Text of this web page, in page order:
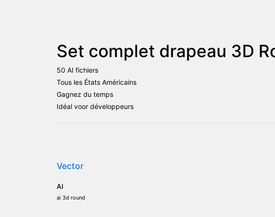
Set complet drapeau 3D
50 AI fichiers
Tous les États Américains
Gagnez du temps
Idéal voor développeurs
Vector
AI
ai 3d round